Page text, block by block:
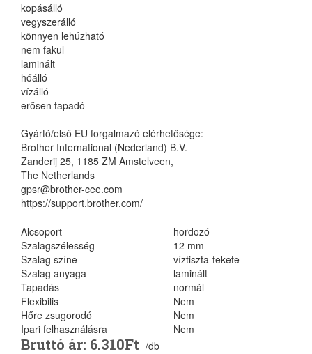
kopásálló
vegyszerálló
könnyen lehúzható
nem fakul
laminált
hőálló
vízálló
erősen tapadó
Gyártó/első EU forgalmazó elérhetősége:
Brother International (Nederland) B.V.
Zanderij 25, 1185 ZM Amstelveen,
The Netherlands
gpsr@brother-cee.com
https://support.brother.com/
Alcsoport
hordozó
Szalagszélesség
12 mm
Szalag színe
víztiszta-fekete
Szalag anyaga
laminált
Tapadás
normál
Flexibilis
Nem
Hőre zsugorodó
Nem
Ipari felhasználásra
Nem
Bruttó ár: 6.310Ft /db